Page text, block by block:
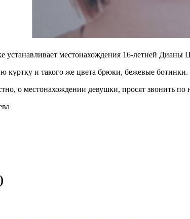
местонахождения 16-летней Дианы
куртку и такого же цвета брюки, бежевые
о местонахождении девушки, просят звонить по